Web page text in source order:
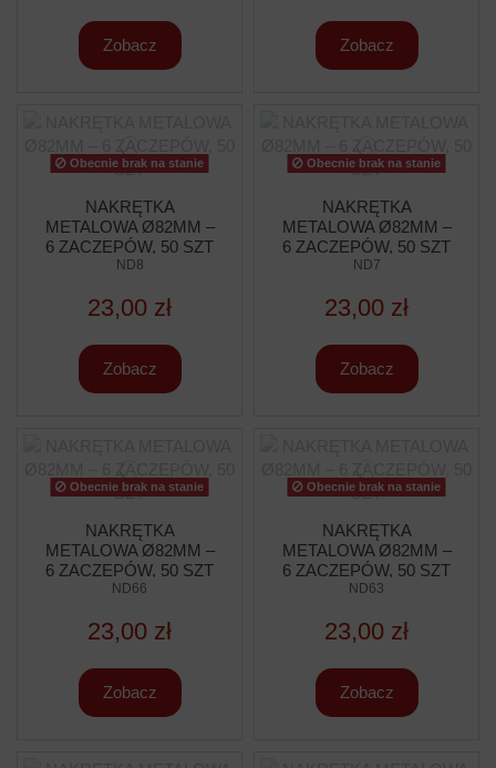
Zobacz Zobacz
Obecnie brak na stanie
NAKRĘTKA
METALOWA Ø82MM –
6 ZACZEPÓW, 50 SZT
ND8
23,00 zł
Zobacz
Obecnie brak na stanie
NAKRĘTKA
METALOWA Ø82MM –
6 ZACZEPÓW, 50 SZT
ND7
23,00 zł
Zobacz
Obecnie brak na stanie
NAKRĘTKA
METALOWA Ø82MM –
6 ZACZEPÓW, 50 SZT
ND66
23,00 zł
Zobacz
Obecnie brak na stanie
NAKRĘTKA
METALOWA Ø82MM –
6 ZACZEPÓW, 50 SZT
ND63
23,00 zł
Zobacz